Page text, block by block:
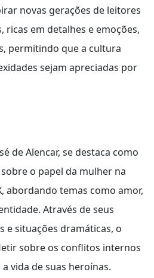
novas gerações de leitores
ricas em detalhes e emoções,
permitindo que a cultura
sejam apreciadas por
de Alencar, se destaca como
o papel da mulher na
abordando temas como amor,
Através de seus
e situações dramáticas, o
sobre os conflitos internos
vida de suas heroínas.